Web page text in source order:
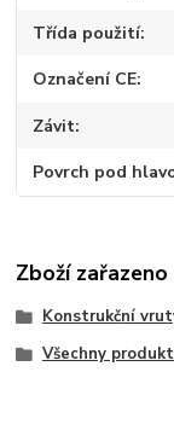
Třída použití
Označení CE
Závit
Povrch pod
Zboží
Konstrukční
Všechny